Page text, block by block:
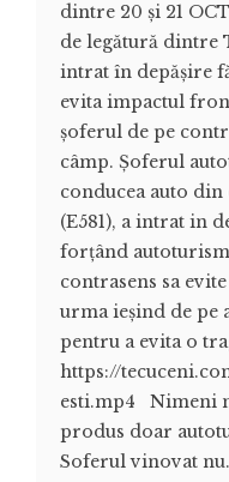
dintre 20 și 21
de legătură dintre
intrat în depășire
evita impactul
șoferul de pe
câmp. Șoferul
conducea auto
(E581), a intrat in
forțând
contrasens sa
urma ieșind de pe
pentru a evita o
https://
esti.mp4 Nimeni
produs doar
Soferul vinovat